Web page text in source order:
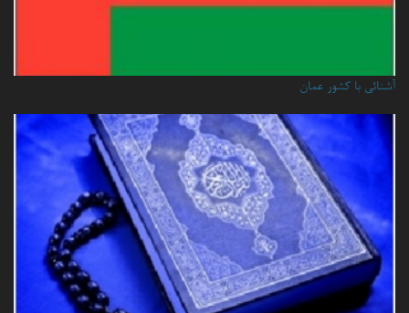
آشنائي با كشور عمان